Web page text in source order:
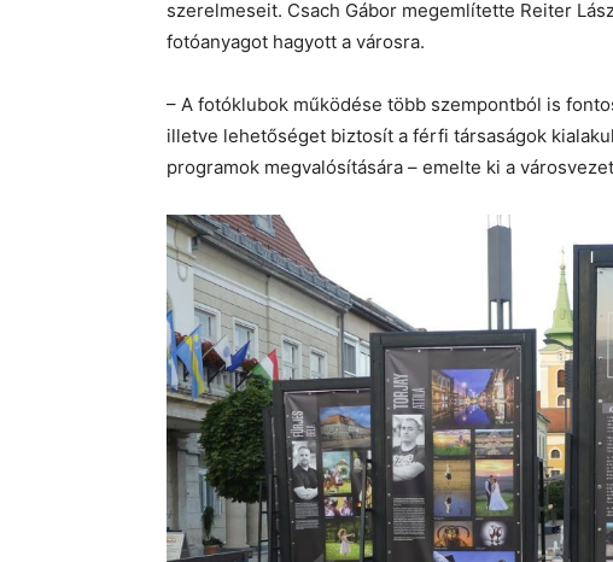
szerelmeseit. Csach Gábor megemlítette Reiter
fotóanyagot hagyott a városra.
– A fotóklubok működése több szempontból is
illetve lehetőséget biztosít a férfi társaságok
programok megvalósítására – emelte ki a